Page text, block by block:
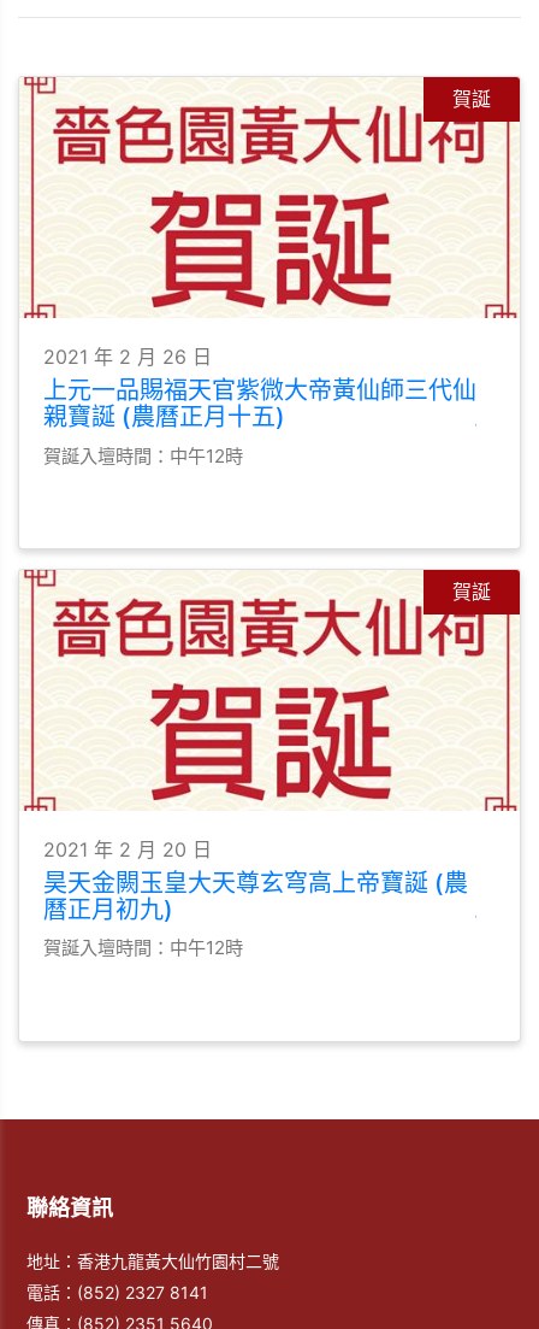
賀誕
2021 年 2 月 26 日
上元一品賜福天官紫微大帝黃仙師三代仙
親寶誕 (農曆正月十五)
賀誕入壇時間：中午12時
賀誕
2021 年 2 月 20 日
昊天金闕玉皇大天尊玄穹高上帝寶誕 (農
曆正月初九)
賀誕入壇時間：中午12時
聯絡資訊
地址：香港九龍黃大仙竹園村二號
電話： (852) 2327 8141
傳真： (852) 2351 5640